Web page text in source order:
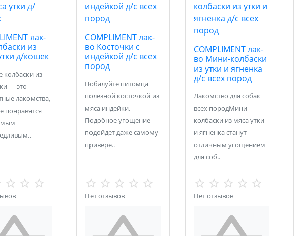
лак-
из
д/кошек
из
— это
лакомства,
понравятся
COMPLIMENT лак-
во Косточки с
индейкой д/с всех
пород
Побалуйте питомца
полезной косточкой из
мяса индейки.
Подобное угощение
подойдет даже самому
привере..
Нет отзывов
COMPLIMENT лак-
во Мини-колбаски
из утки и ягненка
д/с всех пород
Лакомство для собак
всех породМини-
колбаски из мяса утки
и ягненка станут
отличным угощением
для соб..
Нет отзывов